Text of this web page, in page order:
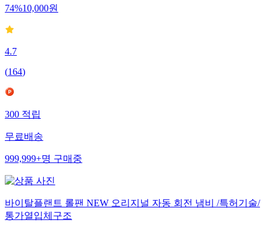
74%10,000원
4.7
(164)
300적립
무료배송
999,999+명구매중
바이탈플랜트 롤팬 NEW 오리지널 자동 회전 냄비 /특허기술/
통가열입체구조